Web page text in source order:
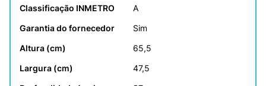
Classificação INMETRO
A
Garantia do fornecedor
Sim
Altura (cm)
65,5
Largura (cm)
47,5